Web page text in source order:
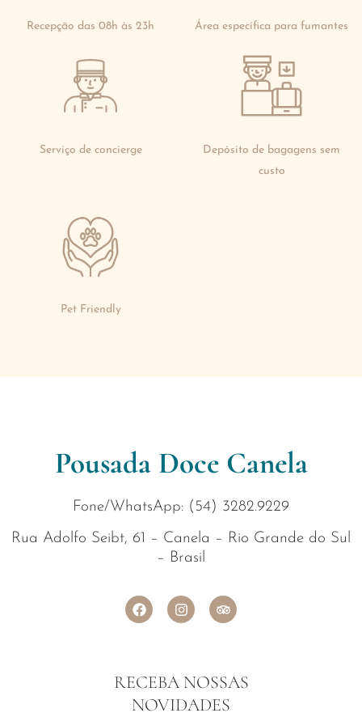
Recepção das 08h às 23h Área específica para fumantes
Serviço de concierge
Depósito de bagagens sem
custo
Pet Friendly
Pousada Doce Canela
Fone/WhatsApp: (54) 3282.9229
Rua Adolfo Seibt, 61 – Canela – Rio Grande do Sul
– Brasil
RECEBA NOSSAS
NOVIDADES